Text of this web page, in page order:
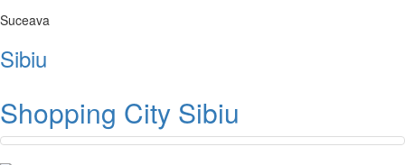
Suceava
Sibiu
Shopping City Sibiu